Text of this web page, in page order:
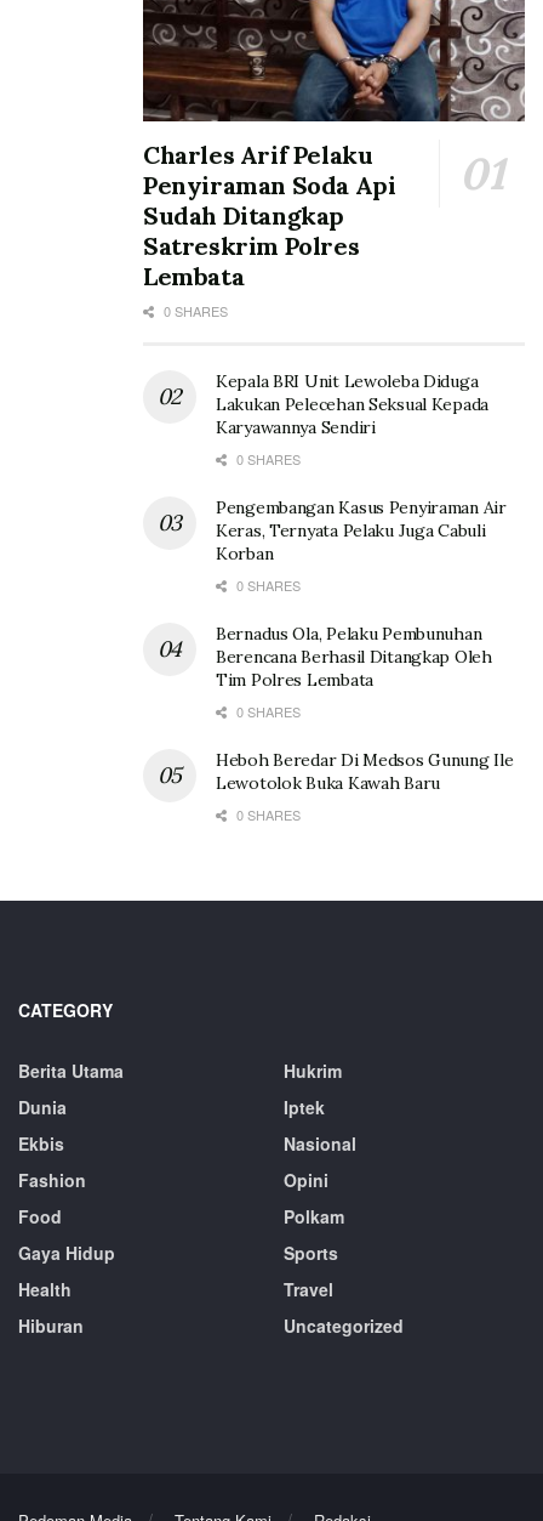
Charles Arif Pelaku
Penyiraman Soda Api
Sudah Ditangkap
Satreskrim Polres
Lembata
0 SHARES
Kepala BRI Unit Lewoleba Diduga
Lakukan Pelecehan Seksual Kepada
Karyawannya Sendiri
0 SHARES
Pengembangan Kasus Penyiraman Air
Keras, Ternyata Pelaku Juga Cabuli
Korban
0 SHARES
Bernadus Ola, Pelaku Pembunuhan
Berencana Berhasil Ditangkap Oleh
Tim Polres Lembata
0 SHARES
Heboh Beredar Di Medsos Gunung Ile
Lewotolok Buka Kawah Baru
0 SHARES
CATEGORY
Berita Utama
Dunia
Ekbis
Fashion
Food
Gaya Hidup
Health
Hiburan
Hukrim
Iptek
Nasional
Opini
Polkam
Sports
Travel
Uncategorized